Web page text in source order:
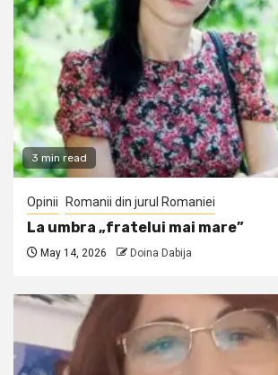
3 min read
Opinii Romanii din jurul Romaniei
La umbra „fratelui mai mare”
May 14, 2026 Doina Dabija